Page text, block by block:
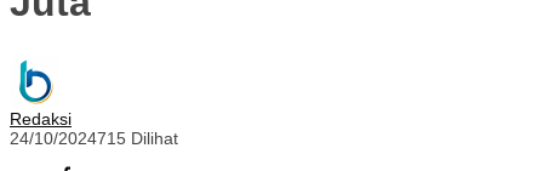
Redaksi
24/10/2024715 Dilihat